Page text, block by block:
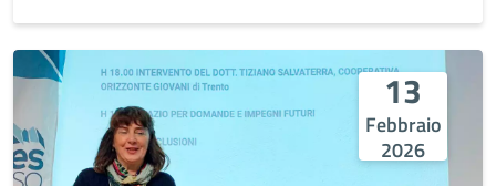
13
Febbraio
2026